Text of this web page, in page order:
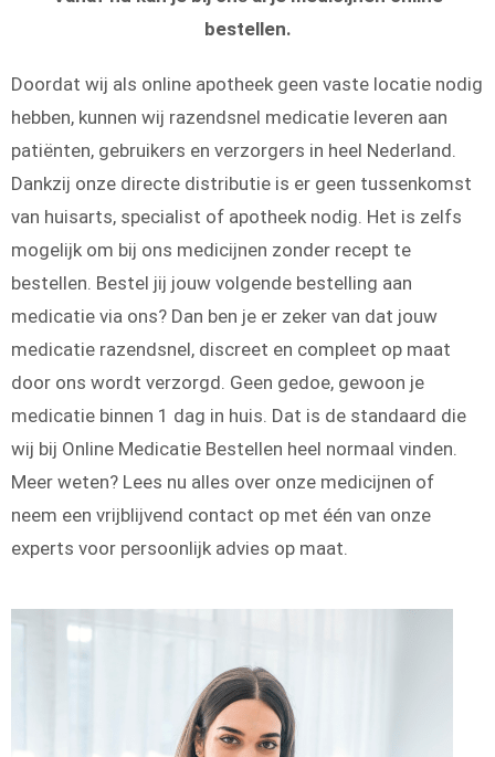
bestellen.
Doordat wij als online apotheek geen vaste locatie nodig
hebben, kunnen wij razendsnel medicatie leveren aan
patiënten, gebruikers en verzorgers in heel Nederland.
Dankzij onze directe distributie is er geen tussenkomst
van huisarts, specialist of apotheek nodig. Het is zelfs
mogelijk om bij ons medicijnen zonder recept te
bestellen. Bestel jij jouw volgende bestelling aan
medicatie via ons? Dan ben je er zeker van dat jouw
medicatie razendsnel, discreet en compleet op maat
door ons wordt verzorgd. Geen gedoe, gewoon je
medicatie binnen 1 dag in huis. Dat is de standaard die
wij bij Online Medicatie Bestellen heel normaal vinden.
Meer weten? Lees nu alles over onze medicijnen of
neem een vrijblijvend contact op met één van onze
experts voor persoonlijk advies op maat.